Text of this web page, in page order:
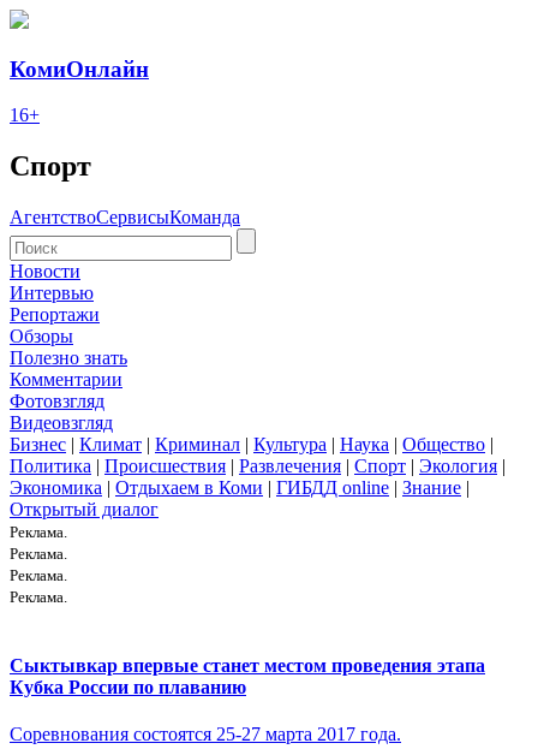
КомиОнлайн
16+
Спорт
АгентствоСервисыКоманда
Новости
Интервью
Репортажи
Обзоры
Полезно знать
Комментарии
Фотовзгляд
Видеовзгляд
Бизнес | Климат | Криминал | Культура | Наука | Общество |
Политика | Происшествия | Развлечения | Спорт | Экология |
Экономика | Отдыхаем в Коми | ГИБДД online | Знание |
Открытый диалог
Реклама.
Реклама.
Реклама.
Реклама.
Сыктывкар впервые станет местом проведения этапа
Кубка России по плаванию
Соревнования состоятся 25-27 марта 2017 года.